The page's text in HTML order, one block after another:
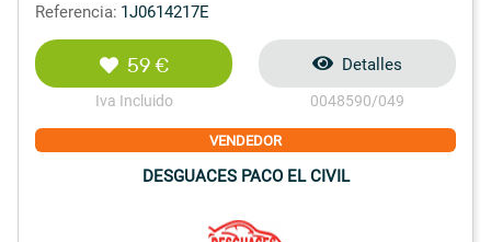
Referencia: 1J0614217E
59 €
Iva Incluido
Detalles
0048590/049
VENDEDOR
DESGUACES PACO EL CIVIL